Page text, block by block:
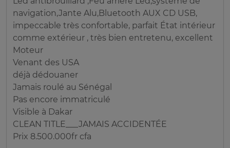
navigation,Jante Alu,Bluetooth AUX CD USB,
impeccable très confortable, parfait État intérieur
comme extérieur , très bien entretenu, excellent
Moteur
Venant des USA
déjà dédouaner
Jamais roulé au Sénégal
Pas encore immatriculé
Visible à Dakar
CLEAN TITLE___JAMAIS ACCIDENTÉE
Prix 8.500.000fr cfa